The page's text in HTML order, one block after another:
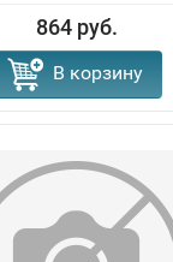
864 руб.
В корзину